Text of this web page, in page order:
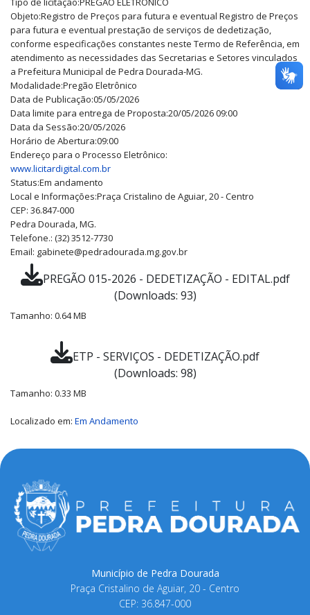
Objeto:Registro de Preços para futura e eventual Registro de Preços
para futura e eventual prestação de serviços de dedetização,
conforme especificações constantes neste Termo de Referência, em
atendimento as necessidades das Secretarias e Setores vinculados
a Prefeitura Municipal de Pedra Dourada-MG.
Modalidade:Pregão Eletrônico
Data de Publicação:05/05/2026
Data limite para entrega de Proposta:20/05/2026 09:00
Data da Sessão:20/05/2026
Horário de Abertura:09:00
Endereço para o Processo Eletrônico:
www.licitardigital.com.br
Status:Em andamento
Local e Informações:Praça Cristalino de Aguiar, 20 - Centro
CEP: 36.847-000
Pedra Dourada, MG.
Telefone.: (32) 3512-7730
Email: gabinete@pedradourada.mg.gov.br
PREGÃO 015-2026 - DEDETIZAÇÃO - EDITAL.pdf
(Downloads: 93)
Tamanho: 0.64 MB
ETP - SERVIÇOS - DEDETIZAÇÃO.pdf
(Downloads: 98)
Tamanho: 0.33 MB
Localizado em: Em Andamento
Município de Pedra Dourada
Praça Cristalino de Aguiar, 20 - Centro
CEP: 36.847-000